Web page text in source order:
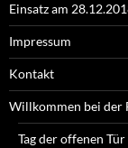
Einsatz am
Impressum
Kontakt
Willkommen bei der
Tag der offenen